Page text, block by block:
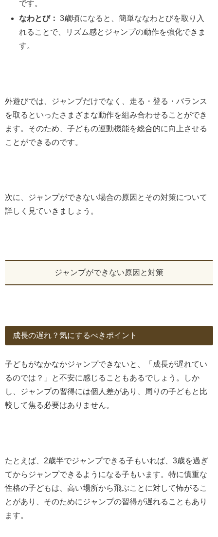
です。
なわとび： 3歳頃になると、簡単ななわとびを取り入
れることで、リズム感とジャンプの動作を強化できま
す。
外遊びでは、ジャンプだけでなく、走る・登る・バランス
を取るといったさまざまな動作を組み合わせることができ
ます。そのため、子どもの運動機能を総合的に向上させる
ことができるのです。
次に、ジャンプができない場合の原因とその対策について
詳しく見ていきましょう。
ジャンプができない原因と対策
成長の遅れ？気にするべきポイント
子どもがなかなかジャンプできないと、「成長が遅れてい
るのでは？」と不安に感じることもあるでしょう。しか
し、ジャンプの習得には個人差があり、周りの子どもと比
較して焦る必要はありません。
たとえば、2歳半でジャンプできる子もいれば、3歳を過ぎ
てからジャンプできるようになる子もいます。特に慎重な
性格の子どもは、高い場所から飛ぶことに対して怖がるこ
とがあり、そのためにジャンプの習得が遅れることもあり
ます。